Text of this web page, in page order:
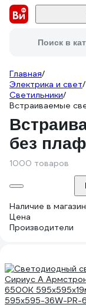
Поиск в
Главная/
Электрика и свет/
Светильники/
Встраиваемые
без
1000 товаров
Наличие в
Цена
Производители